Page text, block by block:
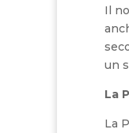
Il
un
La
La